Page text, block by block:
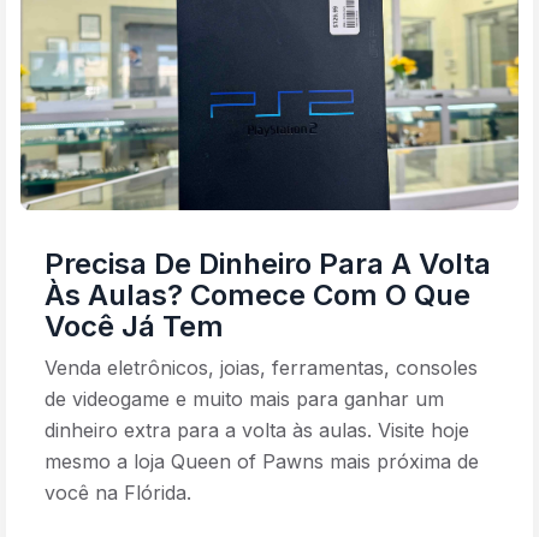
Precisa De Dinheiro Para A Volta
Às Aulas? Comece Com O Que
Você Já Tem
Venda eletrônicos, joias, ferramentas, consoles
de videogame e muito mais para ganhar um
dinheiro extra para a volta às aulas. Visite hoje
mesmo a loja Queen of Pawns mais próxima de
você na Flórida.